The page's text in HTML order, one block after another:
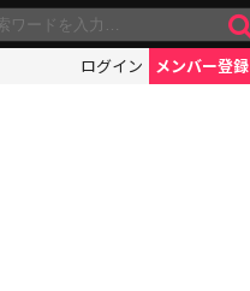
ログイン メンバー登録